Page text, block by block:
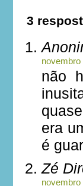
3
novembro
não
era
é
Zé
novembro